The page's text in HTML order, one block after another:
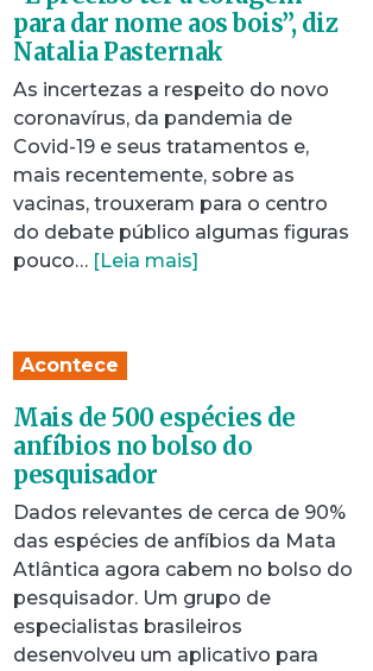
para dar nome aos bois”, diz
Natalia Pasternak
As incertezas a respeito do novo
coronavírus, da pandemia de
Covid-19 e seus tratamentos e,
mais recentemente, sobre as
vacinas, trouxeram para o centro
do debate público algumas figuras
pouco… [Leia mais]
Acontece
Mais de 500 espécies de
anfíbios no bolso do
pesquisador
Dados relevantes de cerca de 90%
das espécies de anfíbios da Mata
Atlântica agora cabem no bolso do
pesquisador. Um grupo de
especialistas brasileiros
desenvolveu um aplicativo para